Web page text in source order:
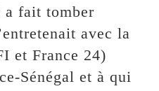
a fait tomber
avec la
et France 24)
Sénégal et à qui